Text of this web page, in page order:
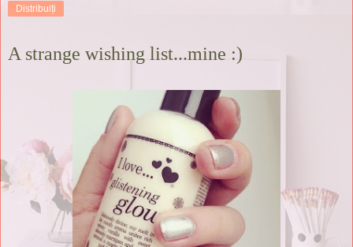
Distribuiți
A strange wishing list...mine :)